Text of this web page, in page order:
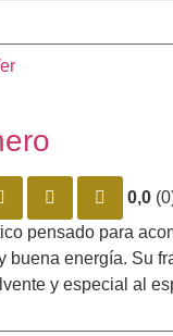
0,0
pensado para
buena energía. Su
y especial al